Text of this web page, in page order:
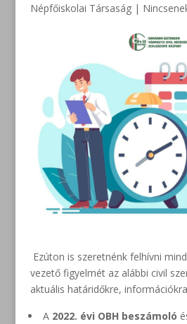
Népfőiskolai Társaság|
Ezúton is szeretnénk felhívni
vezető figyelmét az alábbi civil
aktuális határidőkre,
A 2022. évi OBH beszámoló